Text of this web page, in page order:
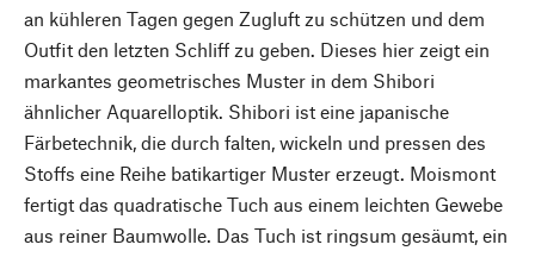
an kühleren Tagen gegen Zugluft zu schützen und dem
Outfit den letzten Schliff zu geben. Dieses hier zeigt ein
markantes geometrisches Muster in dem Shibori
ähnlicher Aquarelloptik. Shibori ist eine japanische
Färbetechnik, die durch falten, wickeln und pressen des
Stoffs eine Reihe batikartiger Muster erzeugt. Moismont
fertigt das quadratische Tuch aus einem leichten Gewebe
aus reiner Baumwolle. Das Tuch ist ringsum gesäumt, ein